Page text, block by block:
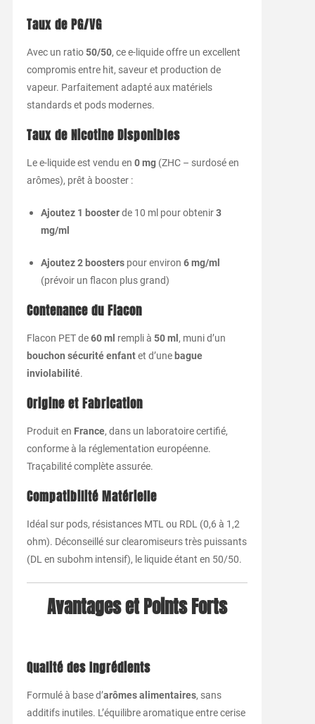
Taux de PG/VG
Avec un ratio50/50, ce e-liquide offre un excellent
compromis entre hit, saveur et production de
vapeur. Parfaitement adapté aux matériels
standards et pods modernes.
Taux de Nicotine Disponibles
Le e-liquide est vendu en 0 mg(ZHC – surdosé en
arômes), prêt à booster :
Ajoutez 1 boosterde 10 ml pour obtenir3
mg/ml
Ajoutez 2 boosterspour environ 6 mg/ml
(prévoir un flacon plus grand)
Contenance du Flacon
Flacon PET de60 ml rempli à 50 ml , muni d’un
bouchon sécurité enfantet d’une bague
inviolabilité.
Origine et Fabrication
Produit en France, dans un laboratoire certifié,
conforme à la réglementation européenne.
Traçabilité complète assurée.
Compatibilité Matérielle
Idéal sur pods, résistances MTL ou RDL (0,6 à 1,2
ohm). Déconseillé sur clearomiseurs très puissants
(DL en subohm intensif), le liquide étant en 50/50.
Avantages et Points Forts
Qualité des Ingrédients
Formulé à base d’arômes alimentaires, sans
additifs inutiles. L’équilibre aromatique entre cerise